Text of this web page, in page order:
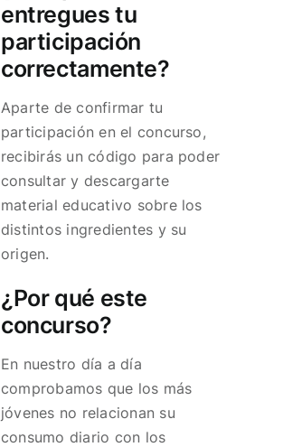
entregues tu
participación
correctamente?
Aparte de confirmar tu
participación en el concurso,
recibirás un código para poder
consultar y descargarte
material educativo sobre los
distintos ingredientes y su
origen.
¿Por qué este
concurso?
En nuestro día a día
comprobamos que los más
jóvenes no relacionan su
consumo diario con los